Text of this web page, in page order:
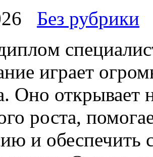
Без рубрики
играет
Оно открывает
роста,
и